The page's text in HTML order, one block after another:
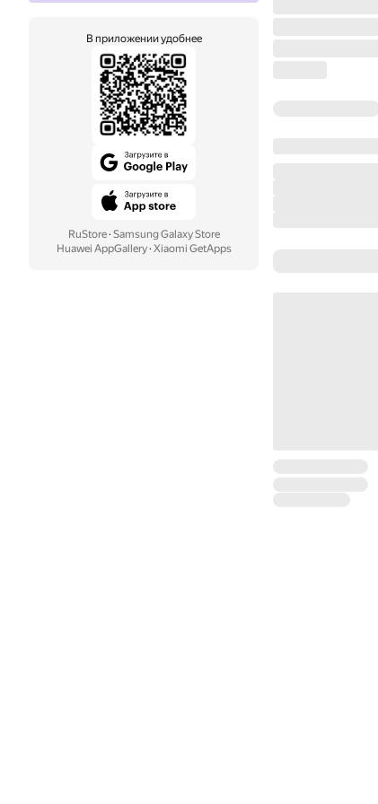
В приложении удобнее
RuStore· Samsung Galaxy Store
Huawei AppGallery· Xiaomi GetApps